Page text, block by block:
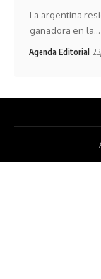
La argentina
ganadora en la…
Agenda Editorial